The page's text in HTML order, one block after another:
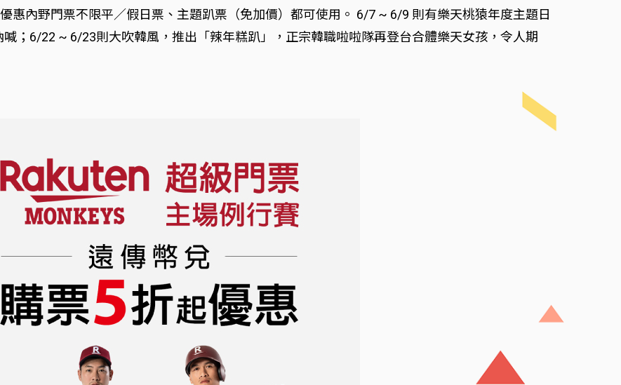
惠內野門票不限平／假日票、主題趴票（免加價）都可使用。 6/7 ~ 6/9 則有樂天桃猿年度主題日
喊；6/22 ~ 6/23則大吹韓風，推出「辣年糕趴」，正宗韓職啦啦隊再登台合體樂天女孩，令人期